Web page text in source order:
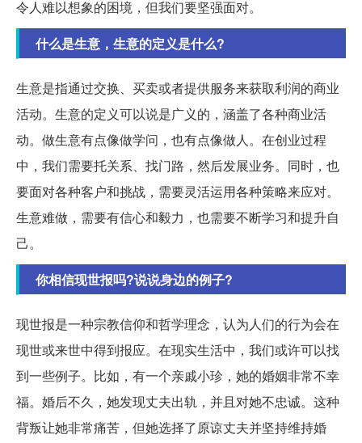
令人难以想象的困境，但我们要坚强面对。
什么是生意，生意的定义是什么?
生意是指通过交换、买卖或者提供服务来获取利润的商业
活动。生意的定义可以说是广义的，涵盖了各种商业活
动。做生意有点像做学问，也有点像做人。在创业过程
中，我们需要托关系、找门路，然后发展业务。同时，也
要面对各种客户和挑战，需要灵活运用各种策略来应对。
生意难做，需要有信心和毅力，也需要不断学习和提升自
己。
你相信现世报吗?说说身边的例子?
现世报是一种宗教信仰和哲学理念，认为人们的行为会在
现世或来世中得到报应。在现实生活中，我们或许可以找
到一些例子。比如，有一个亲戚小珍，她的婚姻非常不幸
福。婚后不久，她发现丈夫出轨，并且对她不忠诚。这种
背叛让她非常痛苦，但她选择了原谅丈夫并坚持维持婚